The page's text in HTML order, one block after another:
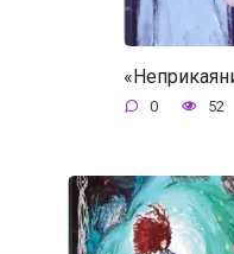
0 52